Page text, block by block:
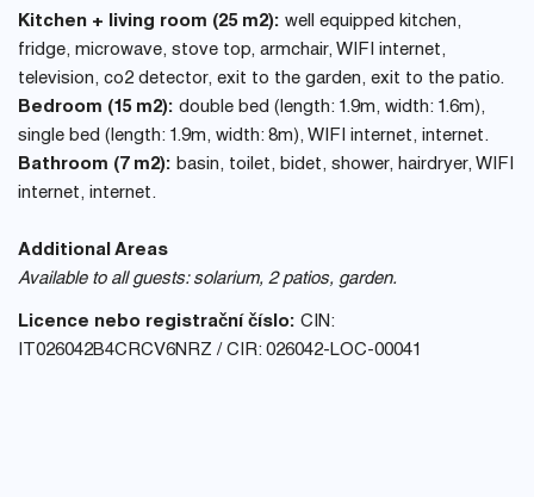
Kitchen + living room (25 m2): well equipped kitchen,
fridge, microwave, stove top, armchair, WIFI internet,
television, co2 detector, exit to the garden, exit to the patio.
Bedroom (15 m2): double bed (length: 1.9m, width: 1.6m),
single bed (length: 1.9m, width: 8m), WIFI internet, internet.
Bathroom (7 m2): basin, toilet, bidet, shower, hairdryer, WIFI
internet, internet.
Additional Areas
Available to all guests: solarium, 2 patios, garden.
Licence nebo registrační číslo: CIN:
IT026042B4CRCV6NRZ / CIR: 026042-LOC-00041